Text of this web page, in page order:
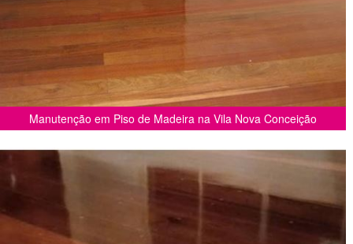
Manutenção em Piso de Madeira na Vila Nova Conceição